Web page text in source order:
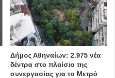
την διοίκηση του
δημιουργήσει νέα, ειδική
γυναίκες η οποία θα
επόμενο διάστημα,
και ψυχολόγους
να μιλήσουν
Δήμος Αθηναίων: 2.975 νέα
δέντρα στο πλαίσιο της
συνεργασίας για το Μετρό